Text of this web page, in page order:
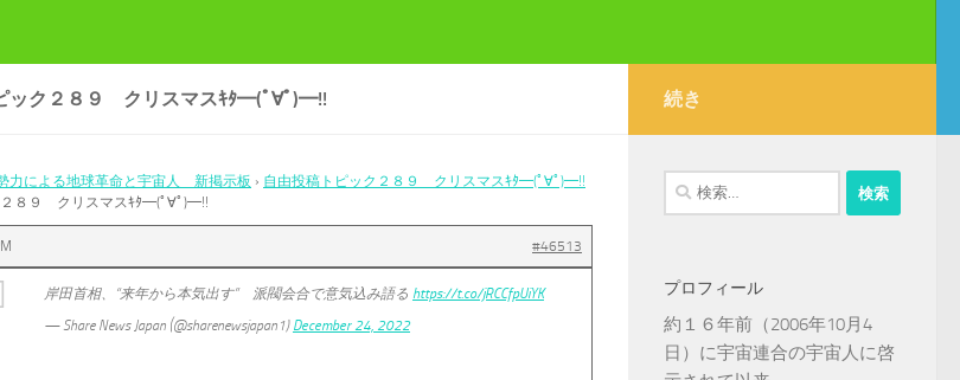
ック２８９ クリスマスｷﾀ━(ﾟ∀ﾟ)━!!
力による地球革命と宇宙人 新掲示板 › 自由投稿トピック２８９ クリスマスｷﾀ━(ﾟ∀ﾟ)━!!
２８９ クリスマスｷﾀ━(ﾟ∀ﾟ)━!!
#46513
岸田首相、“来年から本気出す” 派閥会合で意気込み語る https://t.co/jRCCfpUiYK
— Share News Japan (@sharenewsjapan1) December 24, 2022
続き
検
索:
プロフィール
約１６年前（2006年10月4
日）に宇宙連合の宇宙人に啓